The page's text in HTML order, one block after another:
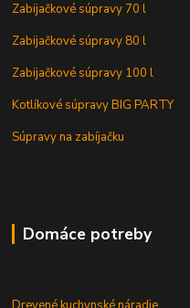
Zabijačkové súpravy 70 l
Zabijačkové súpravy 80 l
Zabijačkové súpravy 100 l
Kotlíkové súpravy BIG PARTY
Súpravy na zabíjačku
Domáce potreby